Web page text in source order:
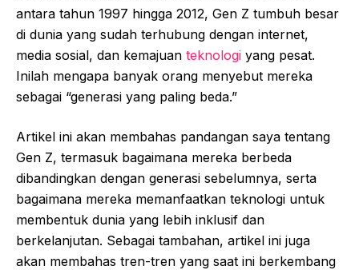
antara tahun 1997 hingga 2012, Gen Z tumbuh besar
di dunia yang sudah terhubung dengan internet,
media sosial, dan kemajuan teknologi yang pesat.
Inilah mengapa banyak orang menyebut mereka
sebagai “generasi yang paling beda.”
Artikel ini akan membahas pandangan saya tentang
Gen Z, termasuk bagaimana mereka berbeda
dibandingkan dengan generasi sebelumnya, serta
bagaimana mereka memanfaatkan teknologi untuk
membentuk dunia yang lebih inklusif dan
berkelanjutan. Sebagai tambahan, artikel ini juga
akan membahas tren-tren yang saat ini berkembang